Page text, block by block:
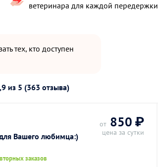
ветеринара для каждой передержки
тех, кто доступен
из 5 (363 отзыва)
Вашего любимца:)
заказов
от 850 ₽
цена за сутки